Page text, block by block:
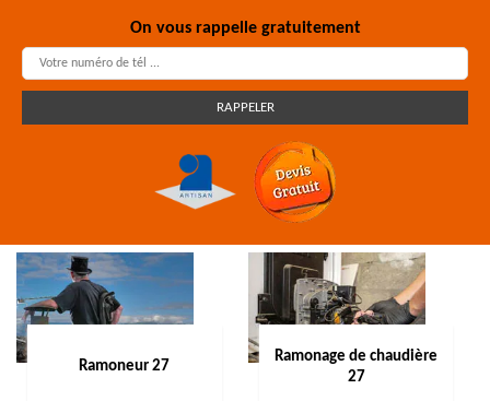
On vous rappelle gratuitement
Ramoneur 27
Ramonage de chaudière
27